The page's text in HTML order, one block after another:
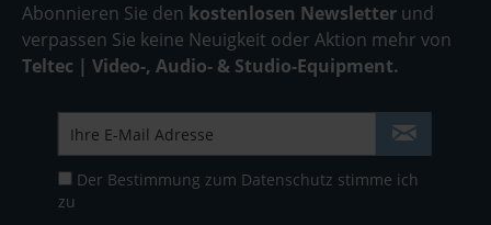
Abonnieren Sie den kostenlosen Newsletter und
verpassen Sie keine Neuigkeit oder Aktion mehr von
Teltec | Video-, Audio- & Studio-Equipment.
Der Bestimmung zum Datenschutz stimme ich
zu